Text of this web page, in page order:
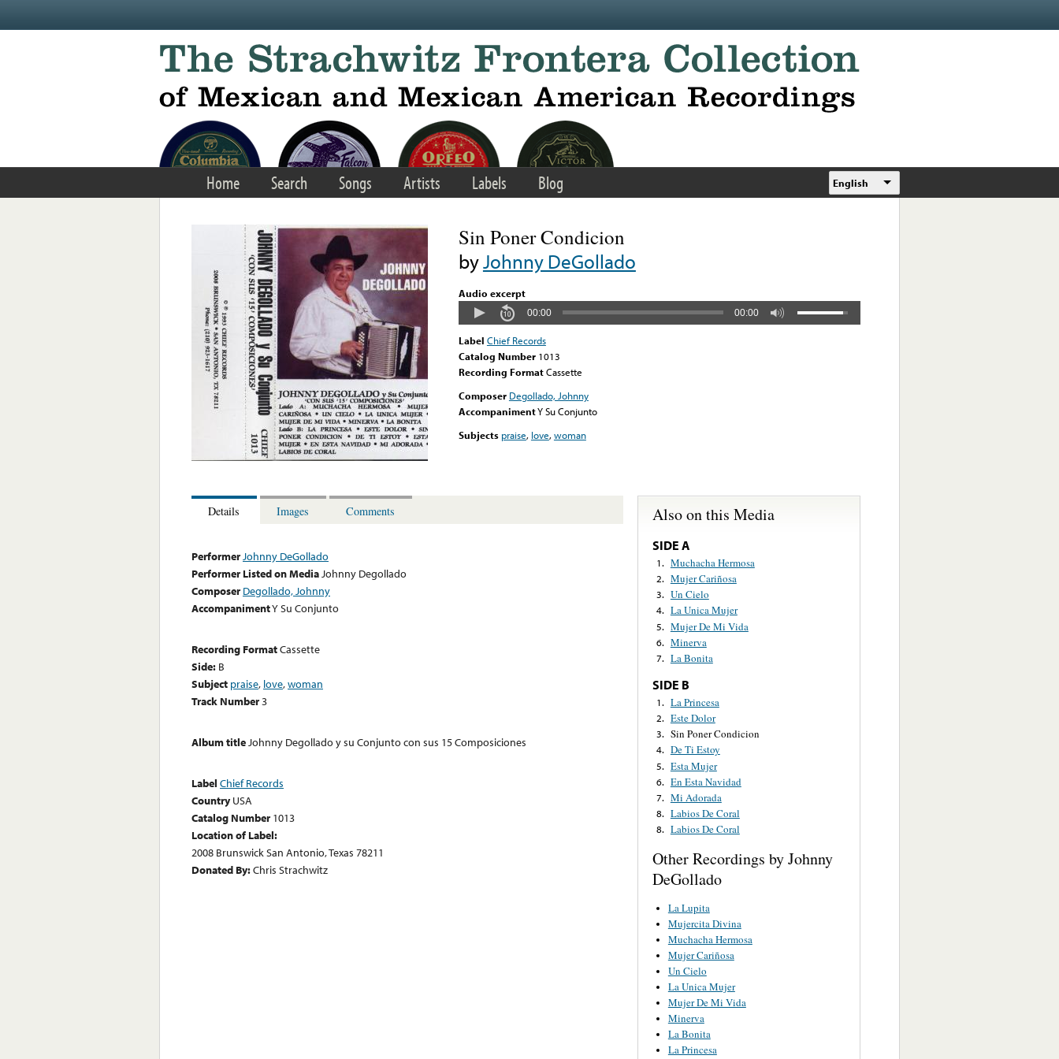
Home Search Songs Artists Labels Blog English
Sin Poner Condicion
byJohnny DeGollado
Audio excerpt
00:00 00:00
Label Chief Records
Catalog Number 1013
Recording FormatCassette
Composer Degollado, Johnny
AccompanimentY Su Conjunto
Subjects praise, love,woman
Details Images Comments
PerformerJohnny DeGollado
Performer Listed on MediaJohnny Degollado
Composer Degollado, Johnny
AccompanimentY Su Conjunto
Recording FormatCassette
Side: B
Subject praise, love,woman
Track Number3
Album titleJohnny Degollado y su Conjunto con sus 15 Composiciones
Label Chief Records
Country USA
Catalog Number 1013
Location of Label:
2008 Brunswick San Antonio, Texas 78211
Donated By:Chris Strachwitz
Also on this Media
SIDE A
1. Muchacha Hermosa
2. Mujer Cariñosa
3. Un Cielo
4. La Unica Mujer
5. Mujer De Mi Vida
6. Minerva
7. La Bonita
SIDE B
1. La Princesa
2. Este Dolor
3. Sin Poner Condicion
4. De Ti Estoy
5. Esta Mujer
6. En Esta Navidad
7. Mi Adorada
8. Labios De Coral
8. Labios De Coral
Other Recordings by Johnny
DeGollado
La Lupita
Mujercita Divina
Muchacha Hermosa
Mujer Cariñosa
Un Cielo
La Unica Mujer
Mujer De Mi Vida
Minerva
La Bonita
La Princesa